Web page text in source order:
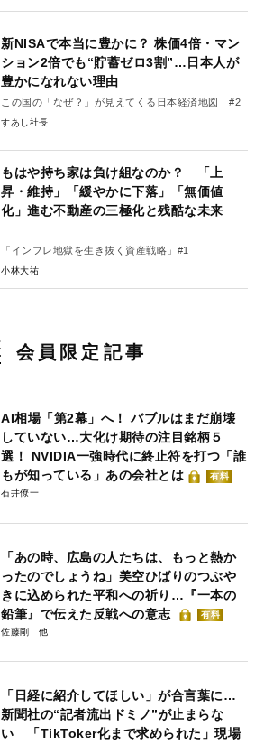
新NISAで本当に豊かに？ 株価4倍・マン
ション2倍でも“貯蓄ゼロ3割”…日本人が
豊かになれない理由
この国の「なぜ？」が見えてくる日本経済地図 #2
すあし社長
もはや持ち家は負け組なのか？ 「上
昇・維持」「緩やかに下落」「無価値
化」進む不動産の三極化と残酷な未来
「インフレ地獄を生き抜く資産戦略」#1
小林大祐
会員限定記事
AI相場「第2幕」へ！ バブルはまだ崩壊
していない…大化け期待の注目銘柄５
選！ NVIDIA一強時代に終止符を打つ「誰
もが知っている」あの会社とは
有料
石井僚一
「あの時、広島の人たちは、もっと熱か
ったのでしょうね」美空ひばりのつぶや
きに込められた平和への祈り…『一本の
鉛筆』で伝えた反戦への意志
有料
佐藤剛
「日経に紹介してほしい」が合言葉に…
新聞社の“記者流出ドミノ”が止まらな
い 「TikToker化まで求められた」現場